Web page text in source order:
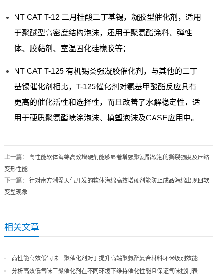
NT CAT T-12 二月桂酸二丁基锡，凝胶型催化剂，适用
于聚醚型高密度结构泡沫，还用于聚氨酯涂料、弹性
体、胶黏剂、室温固化硅橡胶等；
NT CAT T-125 有机锡类强凝胶催化剂，与其他的二丁
基锡催化剂相比，T-125催化剂对氨基甲酸酯反应具有
更高的催化活性和选择性，而且改善了水解稳定性，适
用于硬质聚氨酯喷涂泡沫、模塑泡沫及CASE应用中。
上一篇： 高性能软体海绵高效增硬剂能够显著增强聚氨酯软泡的撕裂强度及压缩
变形性能
下一篇： 针对南方潮湿天气开发的软体海绵高效增硬剂能防止成品海绵出现回软
变型现象
相关文章
高性能高效低气味三聚催化剂对于提升高端聚氨酯复合材料环保级别效能
分析高效低气味三聚催化剂在不同环境下维持催化性能且保证气味控制表